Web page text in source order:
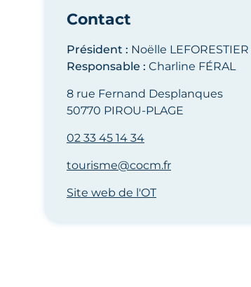
Contact
Président : Noëlle LEFORESTIER
Responsable : Charline FÉRAL
8 rue Fernand Desplanques
50770 PIROU-PLAGE
02 33 45 14 34
tourisme@cocm.fr
Site web de l'OT